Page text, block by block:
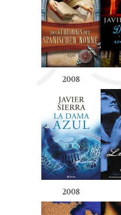
2008
2008